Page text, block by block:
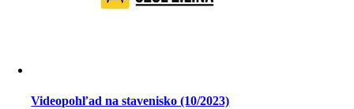
Videopohľad na stavenisko (10/2023)